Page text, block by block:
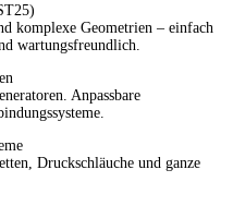
komplexe Geometrien – einfach
wartungsfreundlich.
Anpassbare
Druckschläuche und ganze